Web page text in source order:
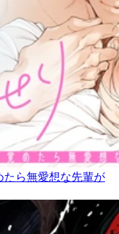
たら無愛想な先輩が